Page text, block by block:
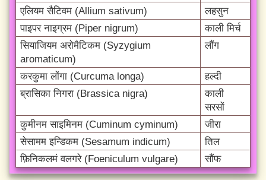
एलियम सैटिवम (Allium sativum)
लहसुन
पाइपर नाइग्रम (Piper nigrum)
काली मिर्च
सियाजियम अरोमैटिकम (Syzygium
aromaticum)
लौंग
करकुमा लोंगा (Curcuma longa)
हल्दी
ब्रासिका निगरा (Brassica nigra)
काली
सरसों
कुमीनम साइमिनम (Cuminum cyminum)
जीरा
सेसामम इन्डिकम (Sesamum indicum)
तिल
फ़िनिकलमं वलगरे (Foeniculum vulgare)
सौंफ